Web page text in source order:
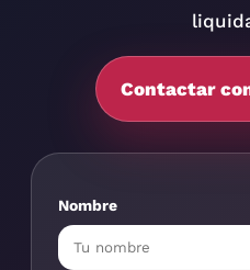
Contactar
Nombre